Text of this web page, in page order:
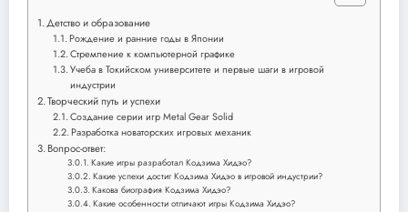
Детство и образование
Рождение и ранние годы в Японии
Стремление к компьютерной графике
Учеба в Токийском университете и первые шаги в игровой
индустрии
Творческий путь и успехи
Создание серии игр Metal Gear Solid
Разработка новаторских игровых механик
Вопрос-ответ:
Какие игры разработал Кодзима Хидэо?
Какие успехи достиг Кодзима Хидэо в игровой индустрии?
Какова биография Кодзима Хидэо?
Какие особенности отличают игры Кодзима Хидэо?